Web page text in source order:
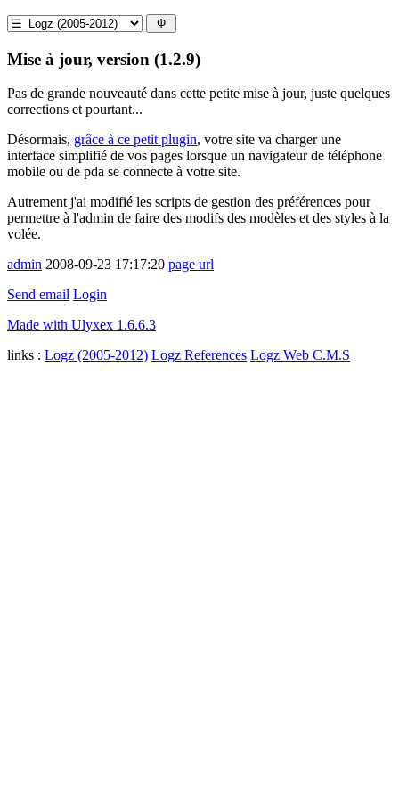
Mise à jour, version (1.2.9)
Pas de grande nouveauté dans cette petite mise à jour, juste quelques
corrections et pourtant...
Désormais, grâce à ce petit plugin, votre site va charger une
interface simplifié de vos pages lorsque un navigateur de téléphone
mobile ou de pda se connecte à votre site.
Autrement j'ai modifié les scripts de gestion des préférences pour
permettre à l'admin de faire des modifs des modèles et des styles à la
volée.
admin 2008-09-23 17:17:20 page url
Send email Login
Made with Ulyxex 1.6.6.3
links : Logz (2005-2012) Logz References Logz Web C.M.S